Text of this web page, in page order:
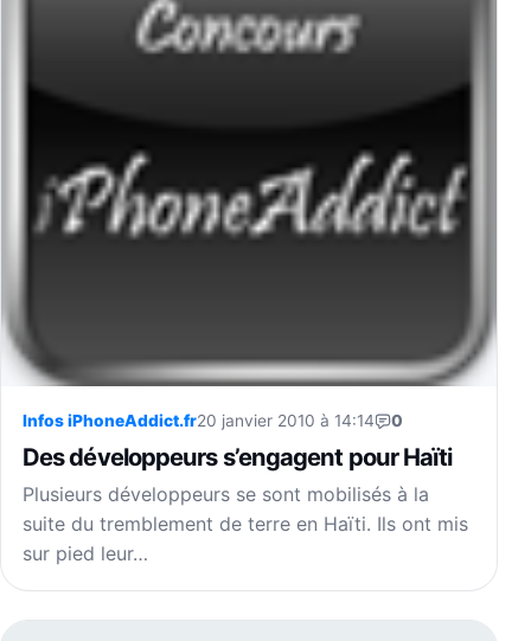
Infos iPhoneAddict.fr20 janvier 2010 à 14:14 0
Des développeurs s’engagent pour Haïti
Plusieurs développeurs se sont mobilisés à la
suite du tremblement de terre en Haïti. Ils ont mis
sur pied leur…